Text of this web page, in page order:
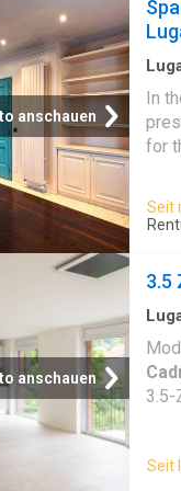
anschauen
In
for
and
en-
Seit
anschauen
3.5
3.5-
Seit